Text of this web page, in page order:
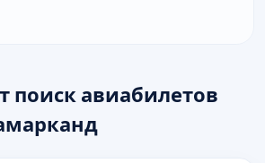
поиск авиабилетов